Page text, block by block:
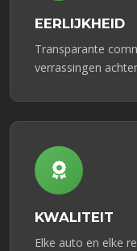
EERLIJKHEID
Transparante
verrassingen
KWALITEIT
Elke auto en elke